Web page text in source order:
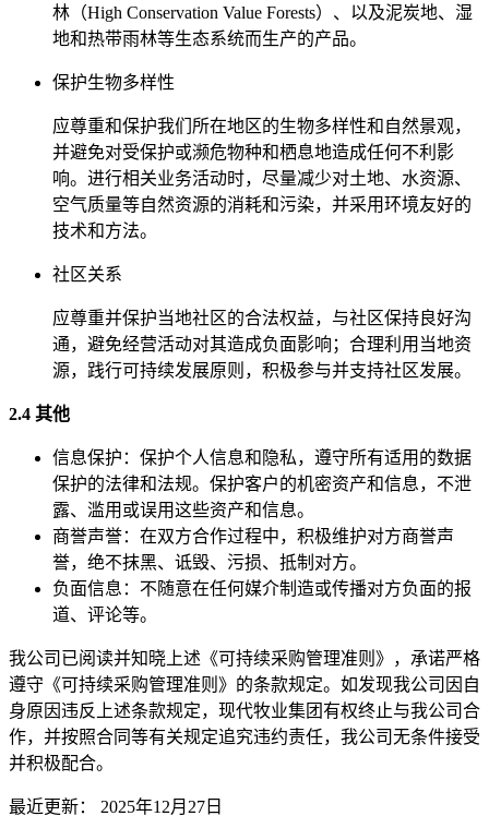
林（High Conservation Value Forests）、以及泥炭地、湿
地和热带雨林等生态系统而生产的产品。
保护生物多样性
应尊重和保护我们所在地区的生物多样性和自然景观，
并避免对受保护或濒危物种和栖息地造成任何不利影
响。进行相关业务活动时，尽量减少对土地、水资源、
空气质量等自然资源的消耗和污染，并采用环境友好的
技术和方法。
社区关系
应尊重并保护当地社区的合法权益，与社区保持良好沟
通，避免经营活动对其造成负面影响；合理利用当地资
源，践行可持续发展原则，积极参与并支持社区发展。
2.4 其他
信息保护：保护个人信息和隐私，遵守所有适用的数据
保护的法律和法规。保护客户的机密资产和信息，不泄
露、滥用或误用这些资产和信息。
商誉声誉：在双方合作过程中，积极维护对方商誉声
誉，绝不抹黑、诋毁、污损、抵制对方。
负面信息：不随意在任何媒介制造或传播对方负面的报
道、评论等。
我公司已阅读并知晓上述《可持续采购管理准则》，承诺严格
遵守《可持续采购管理准则》的条款规定。如发现我公司因自
身原因违反上述条款规定，现代牧业集团有权终止与我公司合
作，并按照合同等有关规定追究违约责任，我公司无条件接受
并积极配合。
最近更新： 2025年12月27日